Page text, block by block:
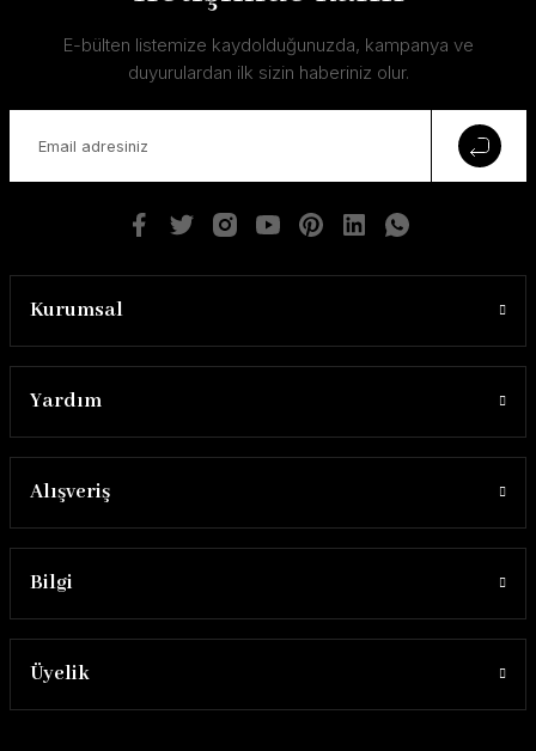
E-bülten listemize kaydolduğunuzda, kampanya ve
duyurulardan ilk sizin haberiniz olur.
Kurumsal
Yardım
Alışveriş
Bilgi
Üyelik